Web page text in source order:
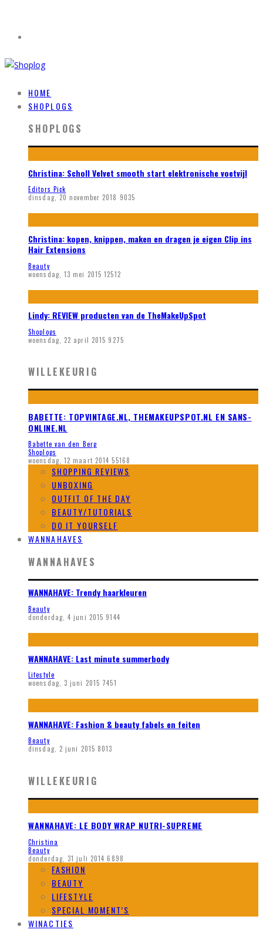
HOME
SHOPLOGS
SHOPLOGS
Christina: Scholl Velvet smooth start elektronische voetvijl
Editors Pick
dinsdag, 20 november 2018 9035
Christina: kopen, knippen, maken en dragen je eigen Clip ins
Hair Extensions
Beauty
woensdag, 13 mei 2015 12512
Lindy: REVIEW producten van de TheMakeUpSpot
Shoplogs
woensdag, 22 april 2015 9275
WILLEKEURIG
BABETTE: TOPVINTAGE.NL, THEMAKEUPSPOT.NL EN SANS-
ONLINE.NL
Babette van den Berg
Shoplogs
woensdag, 12 maart 2014 55168
SHOPPING REVIEWS
UNBOXING
OUTFIT OF THE DAY
BEAUTY/TUTORIALS
DO IT YOURSELF
WANNAHAVES
WANNAHAVES
WANNAHAVE: Trendy haarkleuren
Beauty
donderdag, 4 juni 2015 9144
WANNAHAVE: Last minute summerbody
Lifestyle
woensdag, 3 juni 2015 7451
WANNAHAVE: Fashion & beauty fabels en feiten
Beauty
dinsdag, 2 juni 2015 8013
WILLEKEURIG
WANNAHAVE: LE BODY WRAP NUTRI-SUPREME
Christina
Beauty
donderdag, 31 juli 2014 6898
FASHION
BEAUTY
LIFESTYLE
SPECIAL MOMENT’S
WINACTIES